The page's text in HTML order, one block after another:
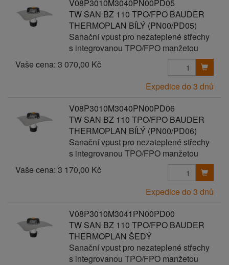
V08P3010M3040PN00PD05
TW SAN BZ 110 TPO/FPO BAUDER
THERMOPLAN BÍLÝ (PN00/PD05)
Sanační vpust pro nezateplené střechy
s integrovanou TPO/FPO manžetou
Vaše cena: 3 070,00 Kč
Expedice do 3 dnů
V08P3010M3040PN00PD06
TW SAN BZ 110 TPO/FPO BAUDER
THERMOPLAN BÍLÝ (PN00/PD06)
Sanační vpust pro nezateplené střechy
s integrovanou TPO/FPO manžetou
Vaše cena: 3 170,00 Kč
Expedice do 3 dnů
V08P3010M3041PN00PD00
TW SAN BZ 110 TPO/FPO BAUDER
THERMOPLAN ŠEDÝ
Sanační vpust pro nezateplené střechy
s integrovanou TPO/FPO manžetou